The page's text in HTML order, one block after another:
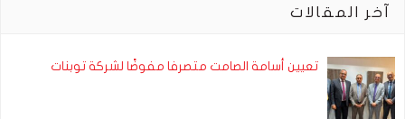
آخر المقالات
تعيين أسامة الصامت متصرفا مفوضًا لشركة توبنات